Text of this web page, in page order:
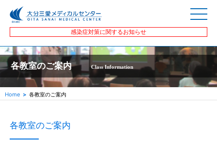
感染症対策に関するお知らせ
各教室のご案内 Class Information
Home 各教室のご案内
各教室のご案内